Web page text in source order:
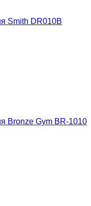
Smith DR010B
Bronze Gym BR-1010